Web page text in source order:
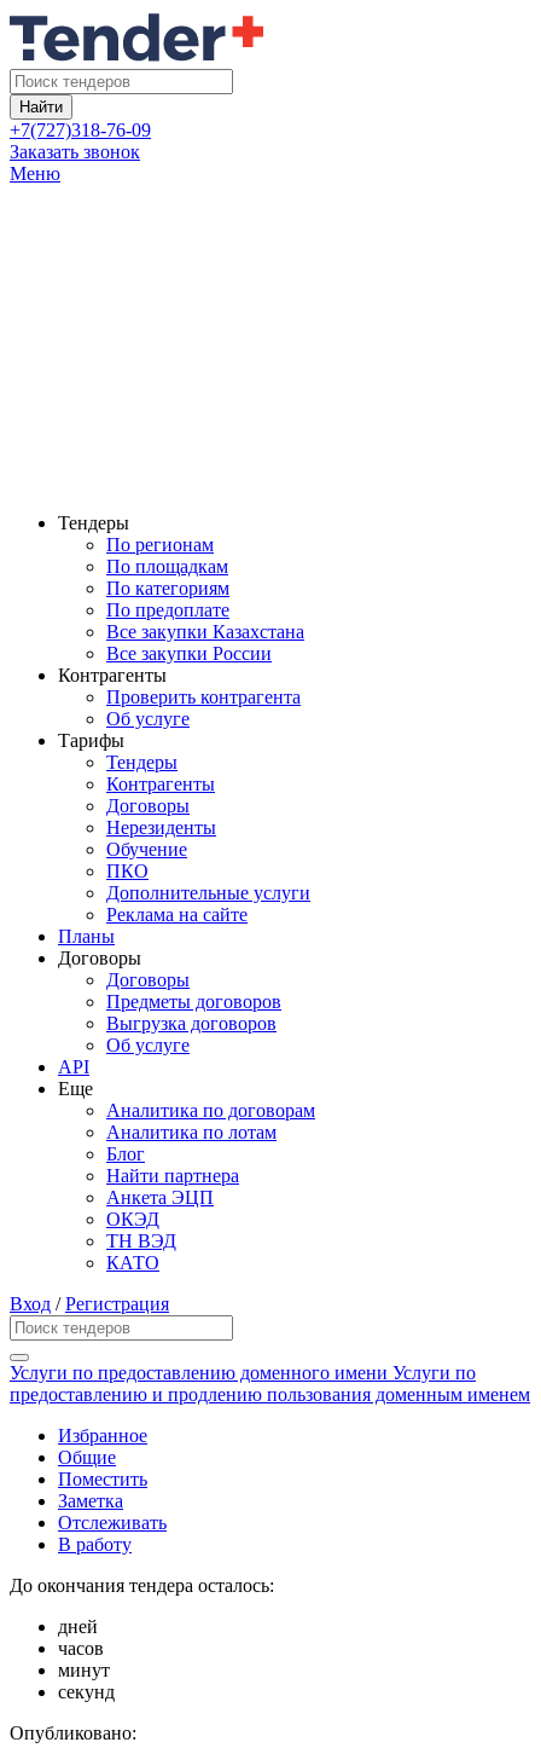
Найти
+7(727)318-76-09
Заказать звонок
Меню
Тендеры
По регионам
По площадкам
По категориям
По предоплате
Все закупки Казахстана
Все закупки России
Контрагенты
Проверить контрагента
Об услуге
Тарифы
Тендеры
Контрагенты
Договоры
Нерезиденты
Обучение
ПКО
Дополнительные услуги
Реклама на сайте
Планы
Договоры
Договоры
Предметы договоров
Выгрузка договоров
Об услуге
API
Еще
Аналитика по договорам
Аналитика по лотам
Блог
Найти партнера
Анкета ЭЦП
ОКЭД
ТН ВЭД
КАТО
Вход /Регистрация
Услуги по предоставлению доменного имени Услуги по
предоставлению и продлению пользования доменным именем
Избранное
Общие
Поместить
Заметка
Отслеживать
В работу
До окончания тендера осталось:
дней
часов
минут
секунд
Опубликовано: